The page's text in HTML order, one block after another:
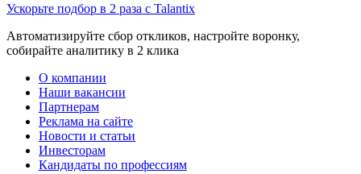
Ускорьте подбор в 2 раза с Talantix
Автоматизируйте сбор откликов, настройте воронку,
собирайте аналитику в 2 клика
О компании
Наши вакансии
Партнерам
Реклама на сайте
Новости и статьи
Инвесторам
Кандидаты по профессиям